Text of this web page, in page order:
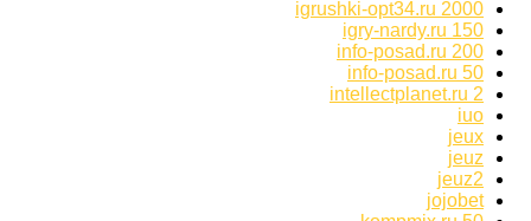
igrushki-opt34.ru 2000
igry-nardy.ru 150
info-posad.ru 200
info-posad.ru 50
intellectplanet.ru 2
iuo
jeux
jeuz
jeuz2
jojobet